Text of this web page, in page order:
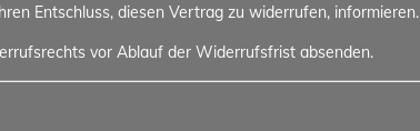
Entschluss, diesen Vertrag zu widerrufen, informieren.
vor Ablauf der Widerrufsfrist absenden.